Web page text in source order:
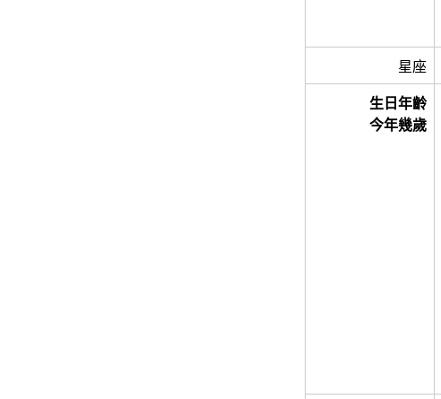
星座
生日年齡
今年幾歲